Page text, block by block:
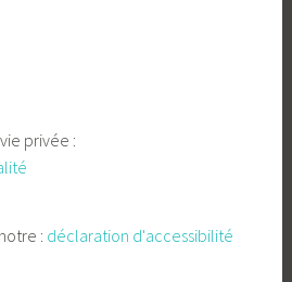
privée :
: déclaration d'accessibilité